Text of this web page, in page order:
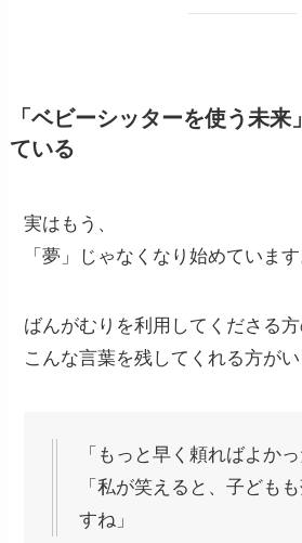
「ベビーシッターを使う未
ている
実はもう、
「夢」じゃなくなり始めています
ばんがむりを利用してくださる方
こんな言葉を残してくれる方がい
「もっと早く頼ればよかっ
「私が笑えると、子ども
すね」